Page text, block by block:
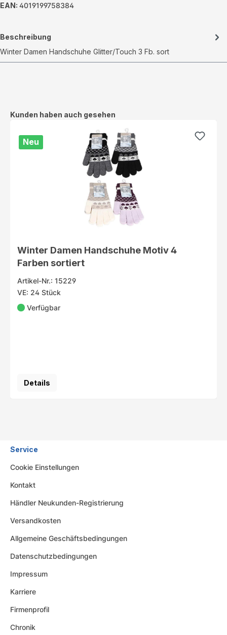
EAN: 4019199758384
Beschreibung
Winter Damen Handschuhe Glitter/Touch 3 Fb. sort
Produktgalerie überspringen
Kunden haben auch gesehen
Neu
Winter Damen Handschuhe Motiv 4
Farben sortiert
Artikel-Nr.: 15229
VE: 24 Stück
Verfügbar
Details
Service
Cookie Einstellungen
Kontakt
Händler Neukunden-Registrierung
Versandkosten
Allgemeine Geschäftsbedingungen
Datenschutzbedingungen
Impressum
Karriere
Firmenprofil
Chronik